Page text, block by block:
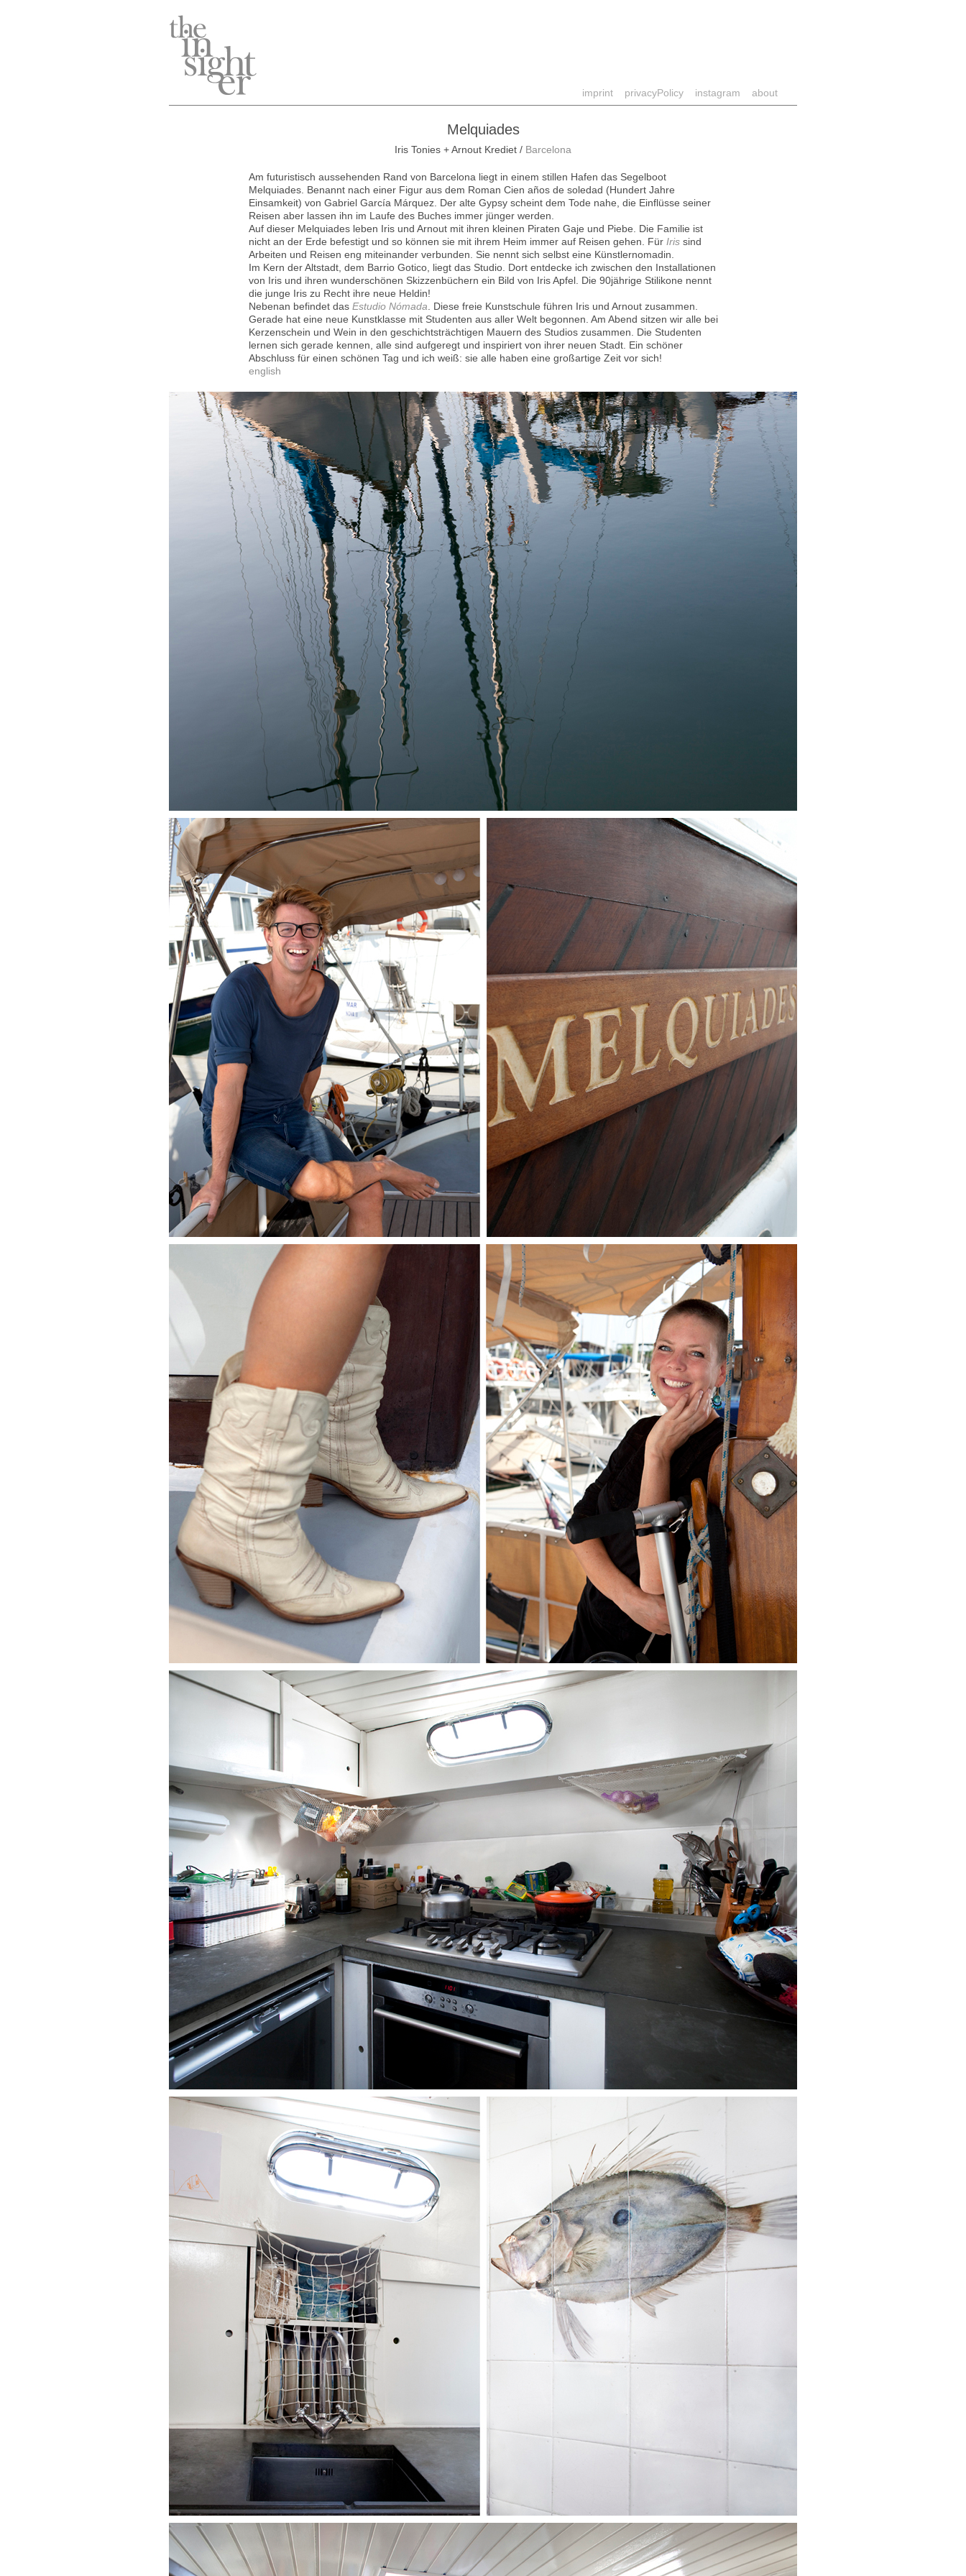
imprint privacyPolicy instagram about
Melquiades
Iris Tonies + Arnout Krediet / Barcelona
Am futuristisch aussehenden Rand von Barcelona liegt in einem stillen Hafen das Segelboot
Melquiades. Benannt nach einer Figur aus dem Roman Cien años de soledad (Hundert Jahre
Einsamkeit) von Gabriel García Márquez. Der alte Gypsy scheint dem Tode nahe, die Einflüsse seiner
Reisen aber lassen ihn im Laufe des Buches immer jünger werden.
Auf dieser Melquiades leben Iris und Arnout mit ihren kleinen Piraten Gaje und Piebe. Die Familie ist
nicht an der Erde befestigt und so können sie mit ihrem Heim immer auf Reisen gehen. Für Irissind
Arbeiten und Reisen eng miteinander verbunden. Sie nennt sich selbst eine Künstlernomadin.
Im Kern der Altstadt, dem Barrio Gotico, liegt das Studio. Dort entdecke ich zwischen den Installationen
von Iris und ihren wunderschönen Skizzenbüchern ein Bild von Iris Apfel. Die 90jährige Stilikone nennt
die junge Iris zu Recht ihre neue Heldin!
Nebenan befindet das Estudio Nómada . Diese freie Kunstschule führen Iris und Arnout zusammen.
Gerade hat eine neue Kunstklasse mit Studenten aus aller Welt begonnen. Am Abend sitzen wir alle bei
Kerzenschein und Wein in den geschichtsträchtigen Mauern des Studios zusammen. Die Studenten
lernen sich gerade kennen, alle sind aufgeregt und inspiriert von ihrer neuen Stadt. Ein schöner
Abschluss für einen schönen Tag und ich weiß: sie alle haben eine großartige Zeit vor sich!
english